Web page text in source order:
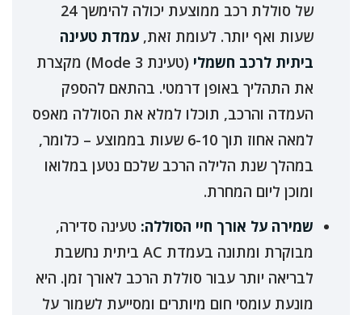
של סוללת רכב ממוצעת יכולה להימשך 24
שעות ואף יותר. לעומת זאת, עמדת טעינה
ביתית לרכב חשמלי
(טעינת Mode 3) מקצרת
את התהליך באופן דרמטי. בהתאם להספק
העמדה והרכב, תוכלו למלא את הסוללה מאפס
למאה אחוז תוך 6-10 שעות בממוצע – כלומר,
במהלך שנת הלילה הרכב שלכם נטען במלואו
ומוכן ליום המחרת.
שמירה על אורך חיי הסוללה: טעינה סדירה,
מבוקרת ומתונה בעמדת AC ביתית נחשבת
לבריאה יותר עבור סוללת הרכב לאורך זמן. היא
מונעת עומסי חום מיותרים ומסייעת לשמור על